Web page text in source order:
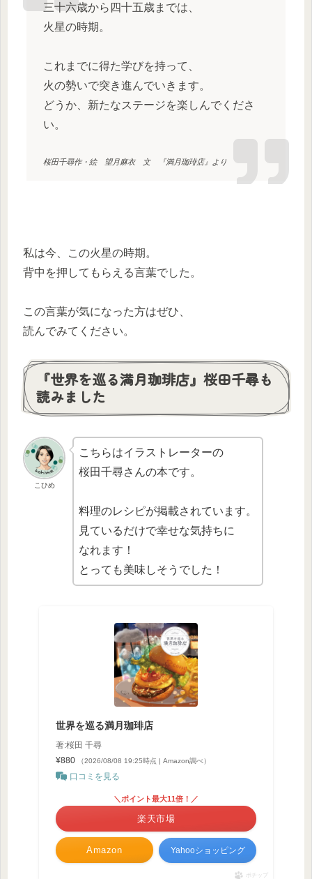
三十六歳から四十五歳までは、
火星の時期。
これまでに得た学びを持って、
火の勢いで突き進んでいきます。
どうか、新たなステージを楽しんでくださ
い。
桜田千尋作・絵 望月麻衣 文 『満月珈琲店』より
私は今、この火星の時期。
背中を押してもらえる言葉でした。
この言葉が気になった方はぜひ、
読んでみてください。
『世界を巡る満月珈琲店』桜田千尋も
読みました
こひめ
こちらはイラストレーターの
桜田千尋さんの本です。
料理のレシピが掲載されています。
見ているだけで幸せな気持ちに
なれます！
とっても美味しそうでした！
世界を巡る満月珈琲店
著:桜田 千尋
¥880
（2026/08/08 19:25時点 | Amazon調べ）
口コミを見る
Amazon
＼ポイント最大11倍！／
楽天市場
Yahooショッピング
ポチップ